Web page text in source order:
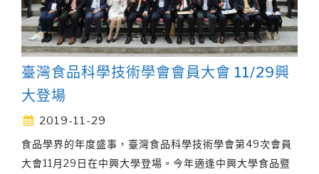
臺灣食品科學技術學會會員大會 11/29興
大登場
2019-11-29
食品學界的年度盛事，臺灣食品科學技術學會第49次會員
大會11月29日在中興大學登場。今年適逢中興大學食品暨